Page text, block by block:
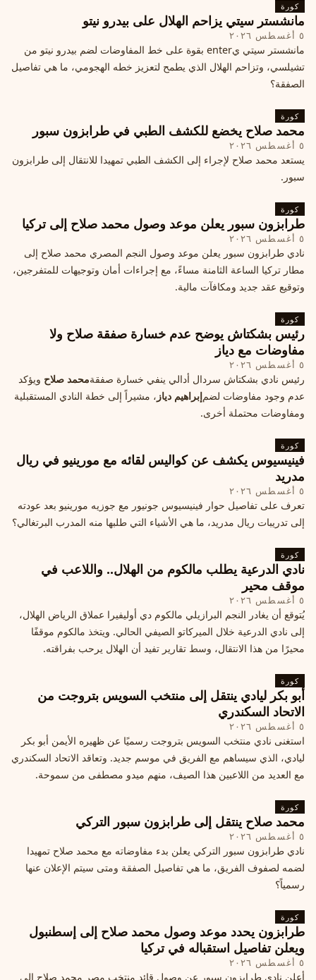
كورة
مانشستر سيتي يزاحم الهلال على بيدرو نيتو
٥ أغسطس ٢٠٢٦
مانشستر سيتي يenter بقوة على خط المفاوضات لضم بيدرو نيتو من
تشيلسي، وتزاحم الهلال الذي يطمح لتعزيز خطه الهجومي، ما هي تفاصيل
الصفقة؟
كورة
محمد صلاح يخضع للكشف الطبي في طرابزون سبور
٥ أغسطس ٢٠٢٦
يستعد محمد صلاح لإجراء إلى الكشف الطبي تمهيدا للانتقال إلى طرابزون
سبور.
كورة
طرابزون سبور يعلن موعد وصول محمد صلاح إلى تركيا
٥ أغسطس ٢٠٢٦
نادي طرابزون سبور يعلن موعد وصول النجم المصري محمد صلاح إلى
مطار تركيا الساعة الثامنة مساءً، مع إجراءات أمان وتوجيهات للمتفرجين،
وتوقيع عقد جديد ومكافآت مالية.
كورة
رئيس بشكتاش يوضح عدم خسارة صفقة صلاح ولا
مفاوضات مع دياز
٥ أغسطس ٢٠٢٦
رئيس نادي بشكتاش سردال أدالي ينفي خسارة صفقةمحمد صلاح ويؤكد
عدم وجود مفاوضات لضمإبراهيم دياز ، مشيراً إلى خطة النادي المستقبلية
ومفاوضات محتملة أخرى.
كورة
فينيسيوس يكشف عن كواليس لقائه مع مورينيو في ريال
مدريد
٥ أغسطس ٢٠٢٦
تعرف على تفاصيل حوار فينيسيوس جونيور مع جوزيه مورينيو بعد عودته
إلى تدريبات ريال مدريد، ما هي الأشياء التي طلبها منه المدرب البرتغالي؟
كورة
نادي الدرعية يطلب مالكوم من الهلال.. واللاعب في
موقف محير
٥ أغسطس ٢٠٢٦
يُتوقع أن يغادر النجم البرازيلي مالكوم دي أوليفيرا عملاق الرياض الهلال،
إلى نادي الدرعية خلال الميركاتو الصيفي الحالي. ويتخذ مالكوم موقفًا
محيرًا من هذا الانتقال، وسط تقارير تفيد أن الهلال يرحب بفراقته.
كورة
أبو بكر ليادي ينتقل إلى منتخب السويس بتروجت من
الاتحاد السكندري
٥ أغسطس ٢٠٢٦
استغنى نادي منتخب السويس بتروجت رسميًا عن ظهيره الأيمن أبو بكر
ليادي، الذي سيساهم مع الفريق في موسم جديد. وتعاقد الاتحاد السكندري
مع العديد من اللاعبين هذا الصيف، منهم ميدو مصطفى من سموحة.
كورة
محمد صلاح ينتقل إلى طرابزون سبور التركي
٥ أغسطس ٢٠٢٦
نادي طرابزون سبور التركي يعلن بدء مفاوضاته مع محمد صلاح تمهيدا
لضمه لصفوف الفريق، ما هي تفاصيل الصفقة ومتى سيتم الإعلان عنها
رسمياً؟
كورة
طرابزون يحدد موعد وصول محمد صلاح إلى إسطنبول
ويعلن تفاصيل استقباله في تركيا
٥ أغسطس ٢٠٢٦
أعلن نادي طرابزون سبور عن وصول قائد منتخب مصر محمد صلاح إلى